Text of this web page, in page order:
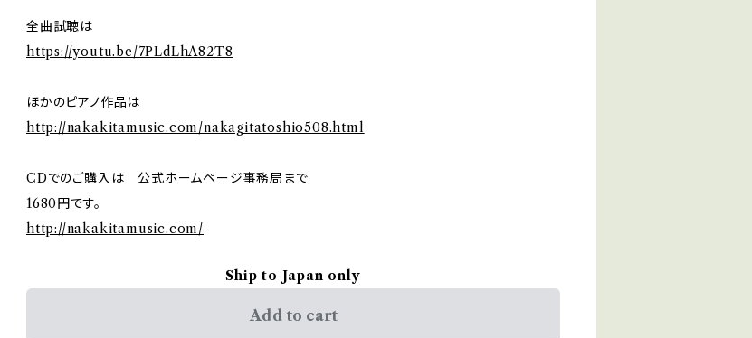
全曲試聴は
https://youtu.be/7PLdLhA82T8
ほかのピアノ作品は
http://nakakitamusic.com/nakagitatoshio508.html
CDでのご購入は 公式ホームページ事務局まで
1680円です。
http://nakakitamusic.com/
Ship to Japan only
Add to cart